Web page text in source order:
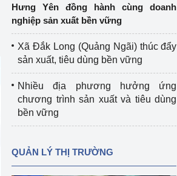
Hưng Yên đồng hành cùng doanh
nghiệp sản xuất bền vững
Xã Đắk Long (Quảng Ngãi) thúc đẩy
sản xuất, tiêu dùng bền vững
Nhiều địa phương hưởng ứng
chương trình sản xuất và tiêu dùng
bền vững
QUẢN LÝ THỊ TRƯỜNG